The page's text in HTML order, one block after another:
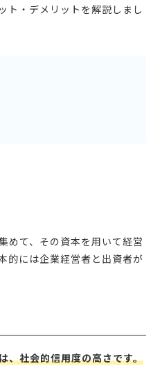
ト・デメリットを解説しまし
めて、その資本を用いて経営
的には企業経営者と出資者が
、社会的信用度の高さです。